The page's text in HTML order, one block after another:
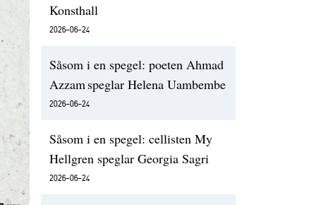
Konsthall
2026-06-24
Såsom i en spegel: poeten Ahmad
Azzam speglar Helena Uambembe
2026-06-24
Såsom i en spegel: cellisten My
Hellgren speglar Georgia Sagri
2026-06-24